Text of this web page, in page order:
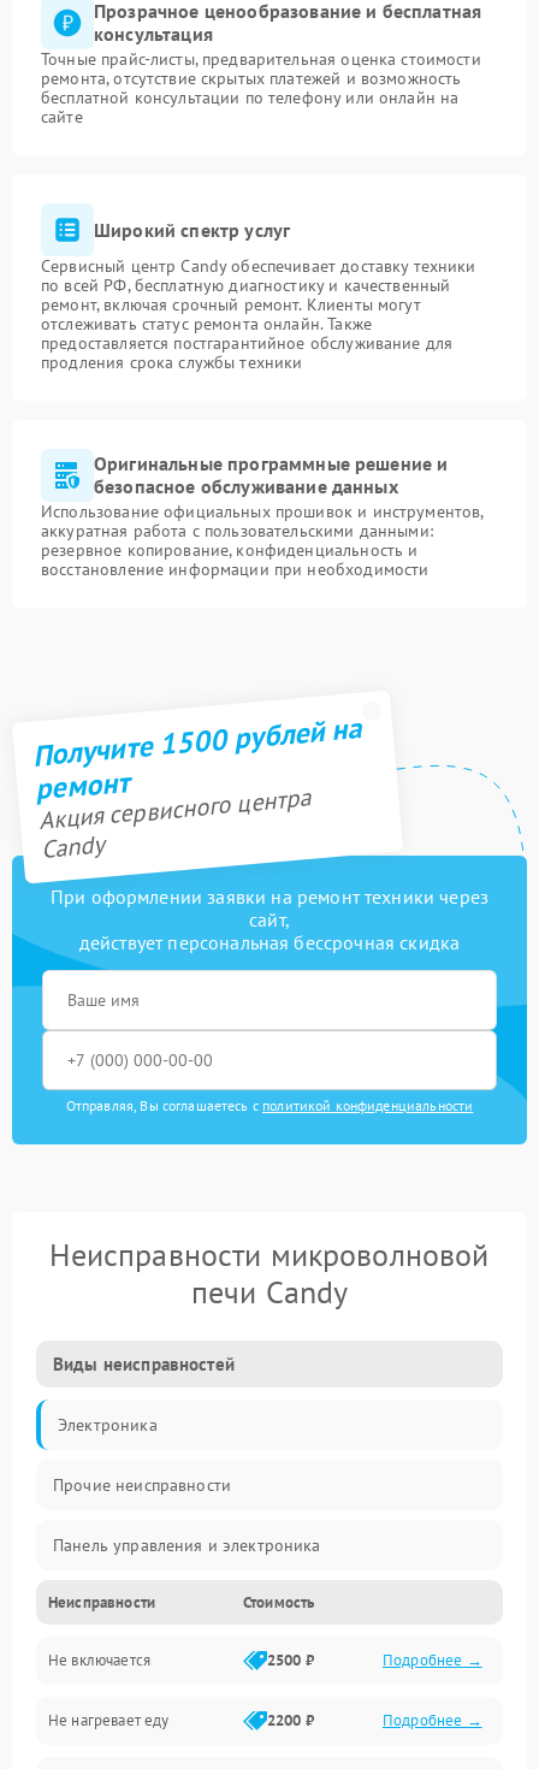
Прозрачное ценообразование и бесплатная
консультация
Точные прайс-листы, предварительная оценка стоимости
ремонта, отсутствие скрытых платежей и возможность
бесплатной консультации по телефону или онлайн на
сайте
Широкий спектр услуг
Сервисный центр Candy обеспечивает доставку техники
по всей РФ, бесплатную диагностику и качественный
ремонт, включая срочный ремонт. Клиенты могут
отслеживать статус ремонта онлайн. Также
предоставляется постгарантийное обслуживание для
продления срока службы техники
Оригинальные программные решение и
безопасное обслуживание данных
Использование официальных прошивок и инструментов,
аккуратная работа с пользовательскими данными:
резервное копирование, конфиденциальность и
восстановление информации при необходимости
Получите 1500 рублей на
ремонт
Акция сервисного центра
Candy
При оформлении заявки на ремонт техники через
сайт,
действует персональная бессрочная скидка
Отправляя, Вы соглашаетесь с политикой конфиденциальности
Неисправности микроволновой
печи Candy
Виды неисправностей
Электроника
Прочие неисправности
Панель управления и электроника
Дверца и корпус
Механика и внутренние элементы
Механические повреждения
Неисправности Стоимость
Не включается 2500 ₽ Подробнее →
Не нагревает еду 2200 ₽ Подробнее →